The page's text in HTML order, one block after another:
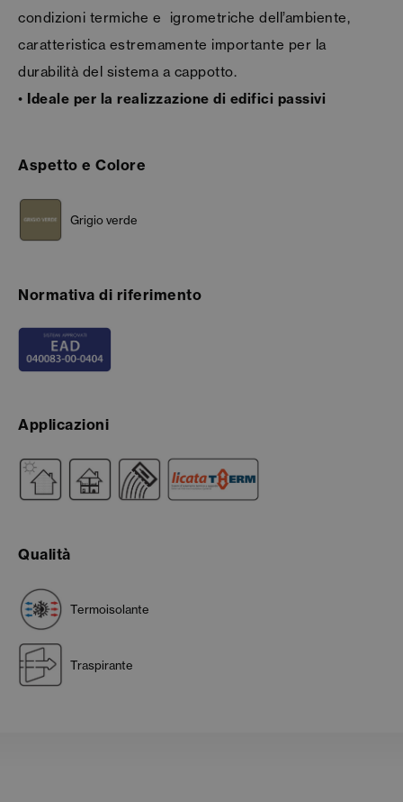
condizioni termiche e igrometriche dell’ambiente,
caratteristica estremamente importante per la
durabilità del sistema a cappotto.
• Ideale per la realizzazione di edifici passivi
Aspetto e Colore
Grigio verde
Normativa di riferimento
Applicazioni
Qualità
Termoisolante
Traspirante